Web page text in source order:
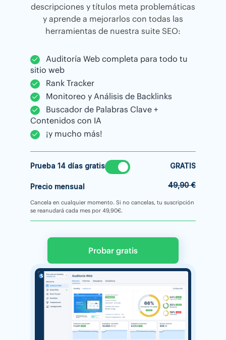
descripciones y títulos meta problemáticas
y aprende a mejorarlos con todas las
herramientas de nuestra suite SEO:
Auditoría Web completa para todo tu
sitio web
Rank Tracker
Monitoreo y Análisis de Backlinks
Buscador de Palabras Clave +
Contenidos con IA
¡y mucho más!
Prueba 14 días gratis GRATIS
Precio mensual 49,90 €
Cancela en cualquier momento. Si no cancelas, tu suscripción
se reanudará cada mes por 49,90€.
Probar gratis